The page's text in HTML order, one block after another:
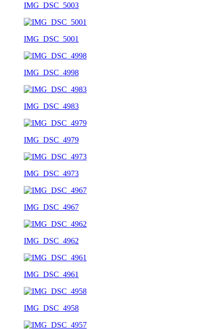
IMG_DSC_5003
IMG_DSC_5001
IMG_DSC_4998
IMG_DSC_4983
IMG_DSC_4979
IMG_DSC_4973
IMG_DSC_4967
IMG_DSC_4962
IMG_DSC_4961
IMG_DSC_4958